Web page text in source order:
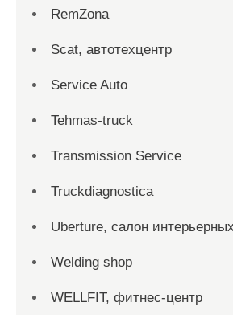
RemZona
Scat, автотехцентр
Service Auto
Tehmas-truck
Transmission Service
Truckdiagnostica
Uberture, салон
Welding shop
WELLFIT, фитнес-центр